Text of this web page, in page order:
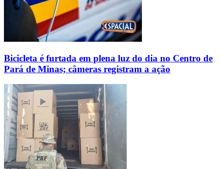
Bicicleta é furtada em plena luz do dia no Centro de
Pará de Minas; câmeras registram a ação